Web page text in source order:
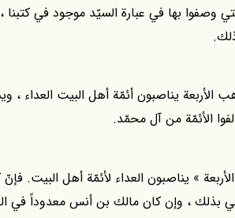
وصفوا بها في عبارة السيّد موجود في
الأربعة يناصبون أئمّة أهل البيت العداء ،
الأئمّة من آل محمّد.
» يناصبون العداء لأئمّة أهل البيت. فإنّ
بذلك ، وإن كان مالك بن أنس معدوداً في